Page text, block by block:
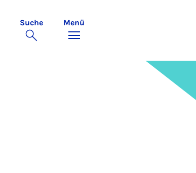
Suche Menü